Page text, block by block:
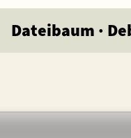
Dateibaum ·